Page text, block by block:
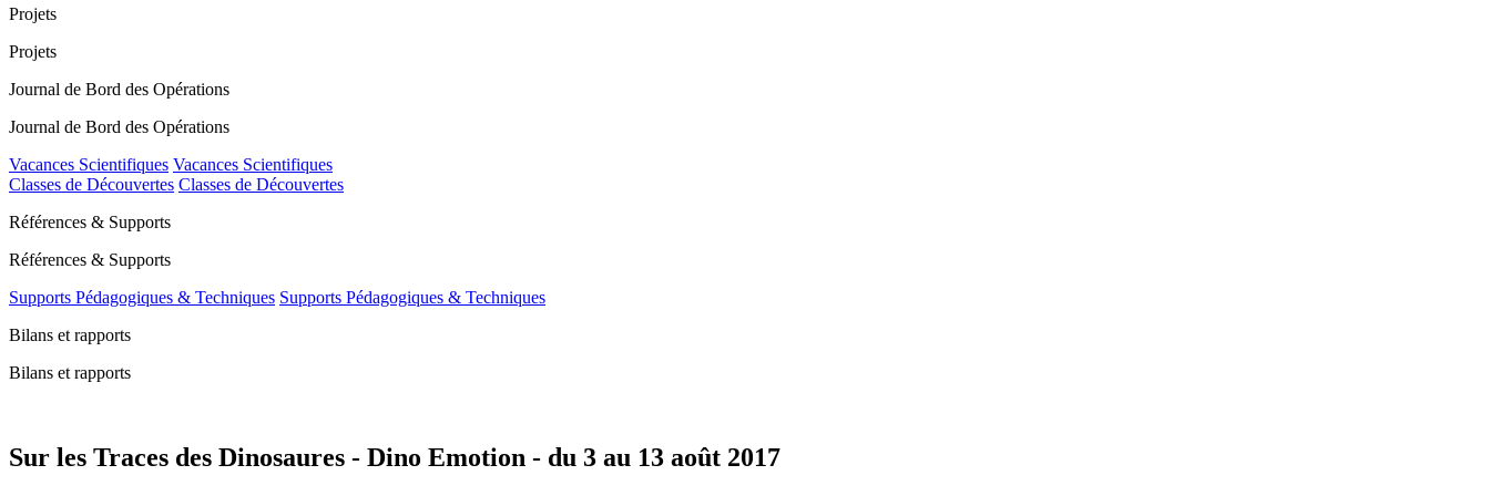
Projets
Projets
Journal de Bord des Opérations
Journal de Bord des Opérations
Vacances Scientifiques Vacances Scientifiques
Classes de Découvertes Classes de Découvertes
Références & Supports
Références & Supports
Supports Pédagogiques & Techniques Supports Pédagogiques & Techniques
Bilans et rapports
Bilans et rapports
Sur les Traces des Dinosaures - Dino Emotion - du 3 au 13 août 2017